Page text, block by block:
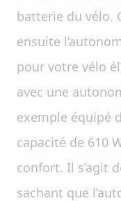
batterie du vélo.
ensuite
pour votre vélo
avec une
exemple équipé
capacité de 610
confort. Il s’agit
sachant que